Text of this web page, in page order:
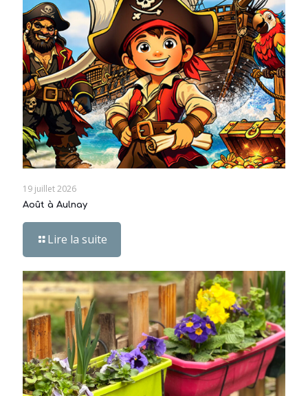
19 juillet 2026
Août à Aulnay
Lire la suite